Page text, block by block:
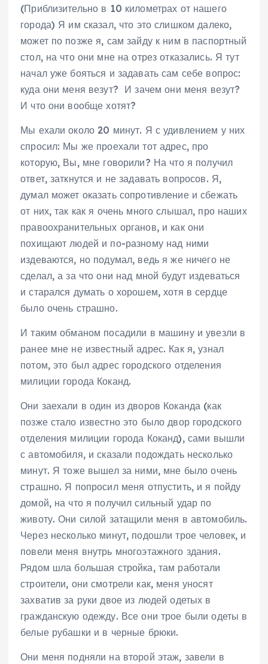
(Приблизительно в 10 километрах от нашего
города) Я им сказал, что это слишком далеко,
может по позже я, сам зайду к ним в паспортный
стол, на что они мне на отрез отказались. Я тут
начал уже бояться и задавать сам себе вопрос:
куда они меня везут? И зачем они меня везут?
И что они вообще хотят?
Мы ехали около 20 минут. Я с удивлением у них
спросил: Мы же проехали тот адрес, про
которую, Вы, мне говорили? На что я получил
ответ, заткнутся и не задавать вопросов. Я,
думал может оказать сопротивление и сбежать
от них, так как я очень много слышал, про наших
правоохранительных органов, и как они
похищают людей и по-разному над ними
издеваются, но подумал, ведь я же ничего не
сделал, а за что они над мной будут издеваться
и старался думать о хорошем, хотя в сердце
было очень страшно.
И таким обманом посадили в машину и увезли в
ранее мне не известный адрес. Как я, узнал
потом, это был адрес городского отделения
милиции города Коканд.
Они заехали в один из дворов Коканда (как
позже стало известно это было двор городского
отделения милиции города Коканд), сами вышли
с автомобиля, и сказали подождать несколько
минут. Я тоже вышел за ними, мне было очень
страшно. Я попросил меня отпустить, и я пойду
домой, на что я получил сильный удар по
животу. Они силой затащили меня в автомобиль.
Через несколько минут, подошли трое человек, и
повели меня внутрь многоэтажного здания.
Рядом шла большая стройка, там работали
строители, они смотрели как, меня уносят
захватив за руки двое из людей одетых в
гражданскую одежду. Все они трое были одеты в
белые рубашки и в черные брюки.
Они меня подняли на второй этаж, завели в